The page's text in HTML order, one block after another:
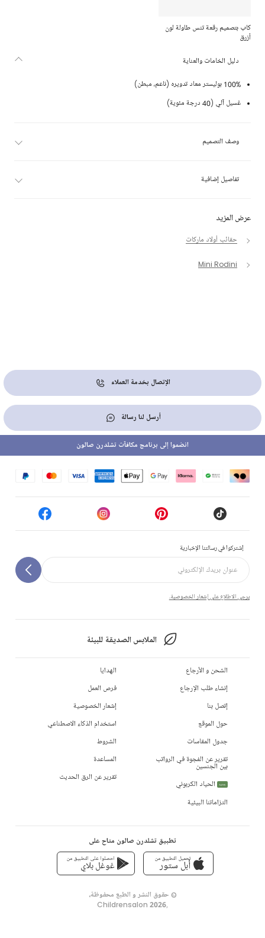
كاب بتصميم رقعة تنس طاولة لون
أزرق
عرض المزيد
حقائب أولاد ماركات
Mini Rodini
دليل الخامات والعناية
100% بوليستر معاد تدويره (ناعم، مبطن)
غسيل آلي (40 درجة مئوية)
وصف التصميم
تفاصيل إضافية
الإتصال بخدمة العملاء
أرسل لنا رسالة
إشتركوا في رسالتنا الإخبارية
يرجى الاطلاع على إشعار الخصوصية.
الملابس الصديقة للبيئة
انضموا إلى برنامج مكافآت تشلدرن صالون
الشحن و الأرجاع
إنشاء طلب الإرجاع
إتصل بنا
حول الموقع
جدول المقاسات
تقرير عن الفجوة في الرواتب
بين الجنسين
جديد
الحياد الكربوني
التزاماتنا البيئية
الهدايا
فرص العمل
إشعار الخصوصية
استخدام الذكاء الاصطناعي
الشروط
المساعدة
تقرير عن الرق الحديث
تطبيق تشلدرن صالون متاح على
تحميل التطبيق من
أبل ستور
احصلوا على التطبيق من
غوغل بلاي
© حقوق النشر و الطبع محفوظة،
,
Childrensalon 2026